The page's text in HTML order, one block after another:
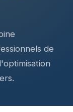
de